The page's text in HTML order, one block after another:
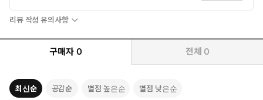
리뷰 작성 유의사항
구매자 0 전체 0
최신순 공감순 별점 높은순 별점 낮은순